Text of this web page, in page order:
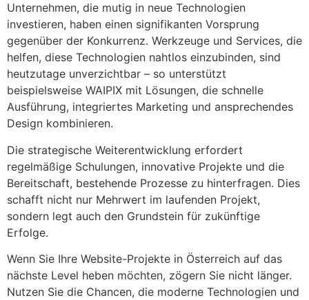
Unternehmen, die mutig in neue Technologien
investieren, haben einen signifikanten Vorsprung
gegenüber der Konkurrenz. Werkzeuge und Services, die
helfen, diese Technologien nahtlos einzubinden, sind
heutzutage unverzichtbar – so unterstützt
beispielsweise WAIPIX mit Lösungen, die schnelle
Ausführung, integriertes Marketing und ansprechendes
Design kombinieren.
Die strategische Weiterentwicklung erfordert
regelmäßige Schulungen, innovative Projekte und die
Bereitschaft, bestehende Prozesse zu hinterfragen. Dies
schafft nicht nur Mehrwert im laufenden Projekt,
sondern legt auch den Grundstein für zukünftige
Erfolge.
Wenn Sie Ihre Website-Projekte in Österreich auf das
nächste Level heben möchten, zögern Sie nicht länger.
Nutzen Sie die Chancen, die moderne Technologien und